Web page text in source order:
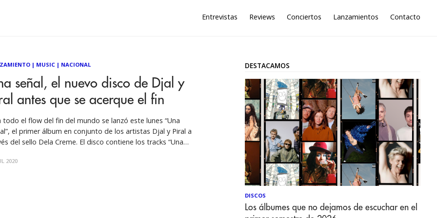
Entrevistas Reviews Conciertos Lanzamientos Contacto
| MUSIC| NACIONAL
señal, el nuevo disco de Djal y
antes que se acerque el fin
todo el flow del fin del mundo se lanzó este lunes “Una
el primer álbum en conjunto de los artistas Djal y Piral a
del sello Dela Creme. El disco contiene los tracks “Una
se instaló la
2020
DESTACAMOS
DISCOS
Los álbumes que no dejamos de escuchar en el